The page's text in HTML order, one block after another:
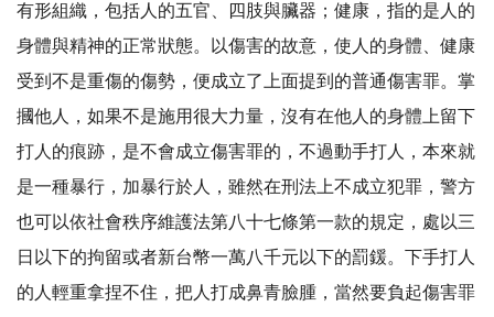
有形組織，包括人的五官、四肢與臟器；健康，指的是人的
身體與精神的正常狀態。以傷害的故意，使人的身體、健康
受到不是重傷的傷勢，便成立了上面提到的普通傷害罪。掌
摑他人，如果不是施用很大力量，沒有在他人的身體上留下
打人的痕跡，是不會成立傷害罪的，不過動手打人，本來就
是一種暴行，加暴行於人，雖然在刑法上不成立犯罪，警方
也可以依社會秩序維護法第八十七條第一款的規定，處以三
日以下的拘留或者新台幣一萬八千元以下的罰鍰。下手打人
的人輕重拿捏不住，把人打成鼻青臉腫，當然要負起傷害罪